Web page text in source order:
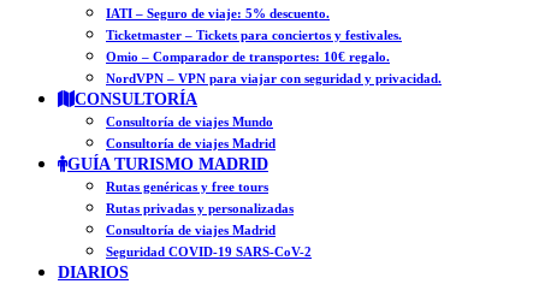
IATI – Seguro de viaje: 5% descuento.
Ticketmaster – Tickets para conciertos y festivales.
Omio – Comparador de transportes: 10€ regalo.
NordVPN – VPN para viajar con seguridad y privacidad.
CONSULTORÍA
Consultoría de viajes Mundo
Consultoría de viajes Madrid
GUÍA TURISMO MADRID
Rutas genéricas y free tours
Rutas privadas y personalizadas
Consultoría de viajes Madrid
Seguridad COVID-19 SARS-CoV-2
DIARIOS